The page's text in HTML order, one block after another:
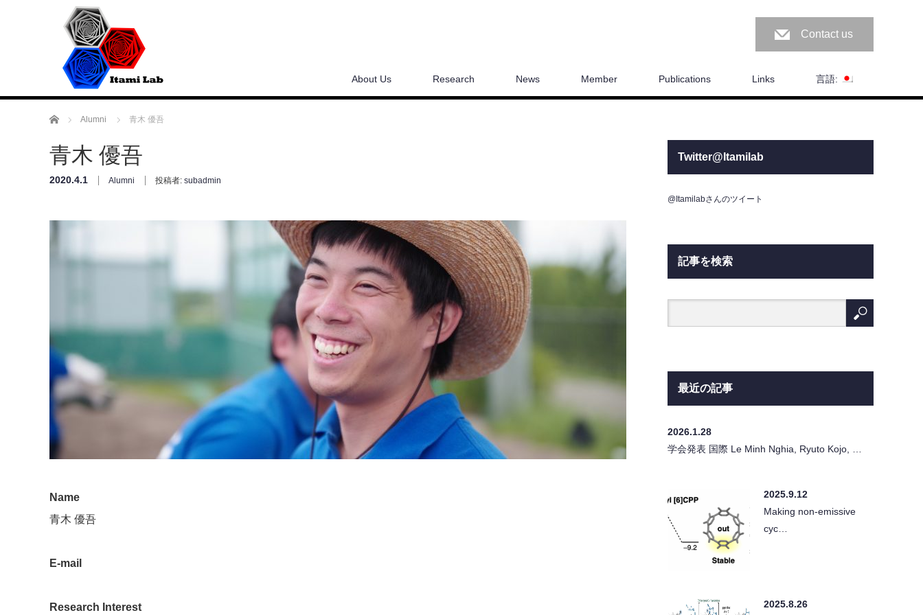
Contact us
About Us Research News Member Publications Links 言語:
ホーム Alumni 青木 優吾
青木 優吾
2020.4.1 Alumni 投稿者: subadmin
Name
青木 優吾
E-mail
Research Interest
Twitter@Itamilab
@Itamilabさんのツイート
記事を検索
最近の記事
2026.1.28
学会発表 国際 Le Minh Nghia, Ryuto Kojo, …
2025.9.12
Making non-emissive
cyc…
2025.8.26